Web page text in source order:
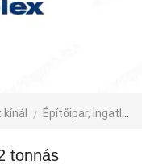
Építőipar, ingatlan